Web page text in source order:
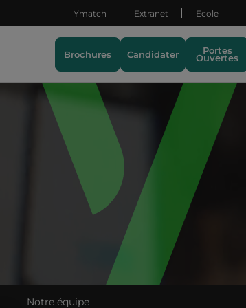
Ymatch Extranet Ecole
Brochures Candidater Portes
Ouvertes
Notre équipe